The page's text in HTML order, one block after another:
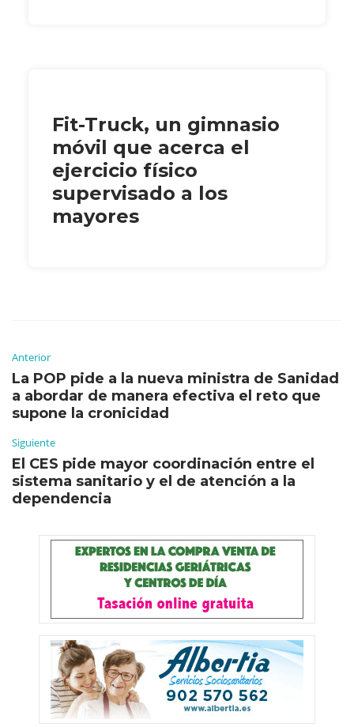
Fit-Truck, un gimnasio
móvil que acerca el
ejercicio físico
supervisado a los
mayores
Anterior
La POP pide a la nueva ministra de Sanidad
a abordar de manera efectiva el reto que
supone la cronicidad
Siguiente
El CES pide mayor coordinación entre el
sistema sanitario y el de atención a la
dependencia